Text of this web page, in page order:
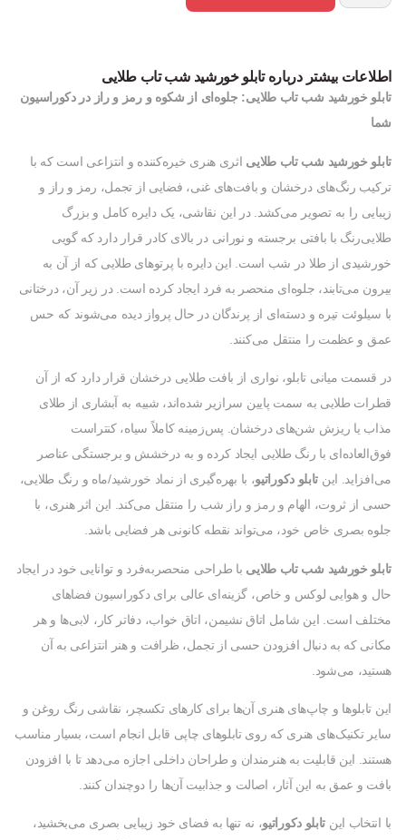
اطلاعات بیشتر درباره تابلو خورشید شب تاب طلایی
تابلو خورشید شب تاب طلایی: جلوه‌ای از شکوه و رمز و راز در دکوراسیون
شما
تابلو خورشید شب تاب طلایی اثری هنری خیره‌کننده و انتزاعی است که با
ترکیب رنگ‌های درخشان و بافت‌های غنی، فضایی از تجمل، رمز و راز و
زیبایی را به تصویر می‌کشد. در این نقاشی، یک دایره کامل و بزرگ
طلایی‌رنگ با بافتی برجسته و نورانی در بالای کادر قرار دارد که گویی
خورشیدی از طلا در شب است. این دایره با پرتوهای طلایی که از آن به
بیرون می‌تابند، جلوه‌ای منحصر به فرد ایجاد کرده است. در زیر آن، درختانی
با سیلوئت تیره و دسته‌ای از پرندگان در حال پرواز دیده می‌شوند که حس
عمق و عظمت را منتقل می‌کنند.
در قسمت میانی تابلو، نواری از بافت طلایی درخشان قرار دارد که از آن
قطرات طلایی به سمت پایین سرازیر شده‌اند، شبیه به آبشاری از طلای
مذاب یا ریزش شن‌های درخشان. پس‌زمینه کاملاً سیاه، کنتراست
فوق‌العاده‌ای با رنگ طلایی ایجاد کرده و به درخشش و برجستگی عناصر
می‌افزاید. این تابلو دکوراتیو، با بهره‌گیری از نماد خورشید/ماه و رنگ طلایی،
حسی از ثروت، الهام و رمز و راز شب را منتقل می‌کند. این اثر هنری، با
جلوه بصری خاص خود، می‌تواند نقطه کانونی هر فضایی باشد.
تابلو خورشید شب تاب طلایی با طراحی منحصربه‌فرد و توانایی خود در ایجاد
حال و هوایی لوکس و خاص، گزینه‌ای عالی برای دکوراسیون فضاهای
مختلف است. این شامل اتاق نشیمن، اتاق خواب، دفاتر کار، لابی‌ها و هر
مکانی که به دنبال افزودن حسی از تجمل، ظرافت و هنر انتزاعی به آن
هستید، می‌شود.
این تابلوها و چاپ‌های هنری آن‌ها برای کارهای تکسچر، نقاشی رنگ روغن و
سایر تکنیک‌های هنری که روی تابلوهای چاپی قابل انجام است، بسیار مناسب
هستند. این قابلیت به هنرمندان و طراحان داخلی اجازه می‌دهد تا با افزودن
بافت و عمق به این آثار، اصالت و جذابیت آن‌ها را دوچندان کنند.
با انتخاب این تابلو دکوراتیو، نه تنها به فضای خود زیبایی بصری می‌بخشید،